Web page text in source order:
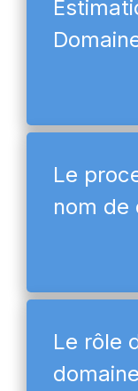
Le
nom de
Le rôle